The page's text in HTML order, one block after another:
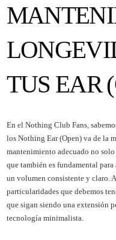
TUS EAR
En el Nothing Club Fans,
los Nothing Ear (Open) va de la
mantenimiento adecuado no
que también es fundamental
un volumen consistente y claro.
particularidades que debemos
que sigan siendo una extensión
tecnología minimalista.